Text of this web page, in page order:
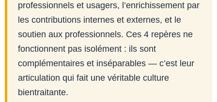
professionnels et usagers, l’enrichissement par
les contributions internes et externes, et le
soutien aux professionnels. Ces 4 repères ne
fonctionnent pas isolément : ils sont
complémentaires et inséparables — c’est leur
articulation qui fait une véritable culture
bientraitante.